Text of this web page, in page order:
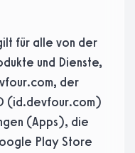
für alle von der
und Dienste,
der
(id.devfour.com)
(Apps), die
Play Store